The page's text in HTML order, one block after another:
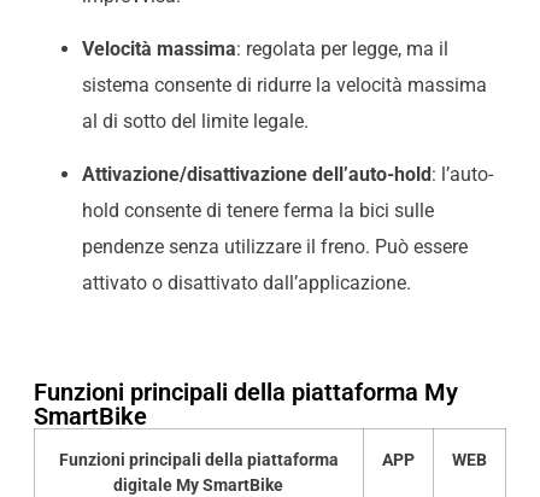
Velocità massima: regolata per legge, ma il
sistema consente di ridurre la velocità massima
al di sotto del limite legale.
Attivazione/disattivazione dell’auto-hold : l’auto-
hold consente di tenere ferma la bici sulle
pendenze senza utilizzare il freno. Può essere
attivato o disattivato dall’applicazione.
Funzioni principali della piattaforma My
SmartBike
Funzioni principali della piattaforma
digitale My SmartBike
APP WEB